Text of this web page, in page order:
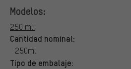
Modelos:
250 ml:
Cantidad nominal:
250ml
Tipo de embalaje: